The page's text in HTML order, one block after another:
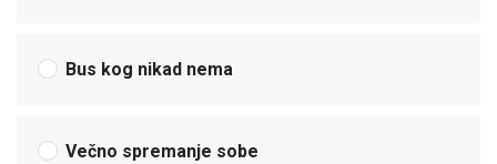
Bus kog nikad nema
Večno spremanje sobe